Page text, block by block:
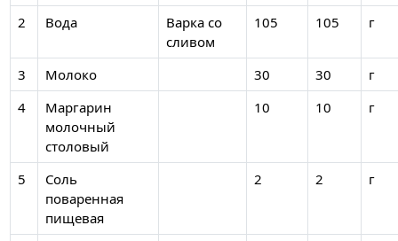
2 Вода
Варка со
сливом
105 105 г
3 Молоко 30 30
г
4
Маргарин
молочный
столовый
10 10 г
5
Соль
поваренная
пищевая
2 2 г